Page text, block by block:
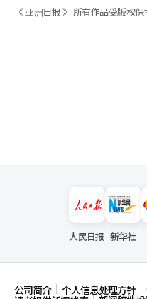
《 亚洲日报 》 所有作品受版权
人民日报 新华社
公司简介 个人信息处理方针